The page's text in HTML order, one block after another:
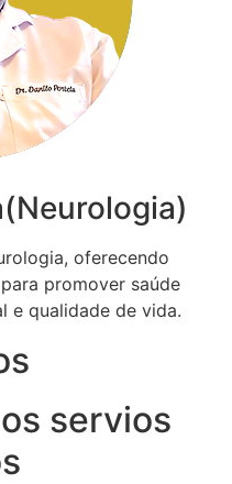
oferecendo
promover saúde
e qualidade de vida.
servios